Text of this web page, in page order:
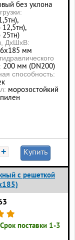
без уклона
ДхШхВ:
мм
200 мм (DN200)
способность:
морозостойкий
+ Купить
с решеткой
поставки 1-3